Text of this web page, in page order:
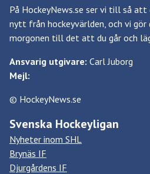
På HockeyNews.se ser vi till så
nytt från hockeyvärlden, och vi
morgonen till det att du går och
Ansvarig utgivare: Carl Juborg
Mejl:
© HockeyNews.se
Svenska Hockeyligan
Nyheter inom SHL
Brynäs IF
Djurgårdens IF